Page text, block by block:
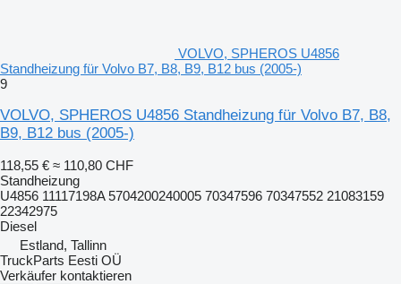
VOLVO, SPHEROS U4856
Standheizung für Volvo B7, B8, B9, B12 bus (2005-)
9
VOLVO, SPHEROS U4856 Standheizung für Volvo B7, B8,
B9, B12 bus (2005-)
118,55 € ≈ 110,80 CHF
Standheizung
U4856 11117198A 5704200240005 70347596 70347552 21083159
22342975
Diesel
Estland, Tallinn
TruckParts Eesti OÜ
Verkäufer kontaktieren